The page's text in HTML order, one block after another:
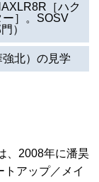
［ハク
］。 SOSV
）
北）の見学
、2008年に潘昊
トアップ／メイ